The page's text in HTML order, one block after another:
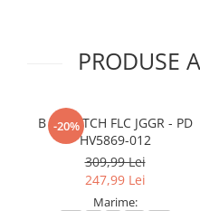
PRODUSE
-20%
B NSW TCH FLC JGGR - PD
HV5869-012
309,99 Lei
247,99 Lei
Marime: